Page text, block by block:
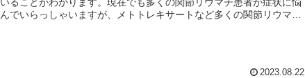
んでいらっしゃいますが、メトトレキサートなど多くの関節リウマチ
2023.08.22